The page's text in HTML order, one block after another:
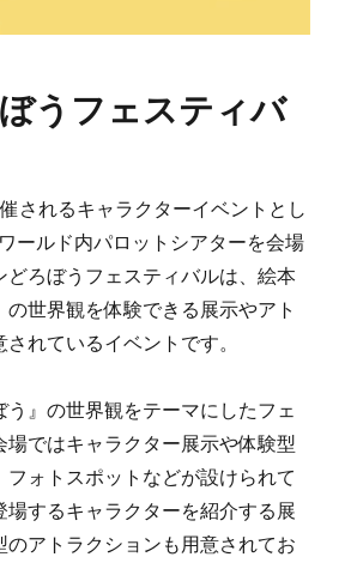
うフェスティバ
されるキャラクターイベントとし
ールド内パロットシアターを会場
どろぼうフェスティバルは、絵本
の世界観を体験できる展示やアト
れているイベントです。
う』の世界観をテーマにしたフェ
場ではキャラクター展示や体験型
フォトスポットなどが設けられて
場するキャラクターを紹介する展
のアトラクションも用意されてお